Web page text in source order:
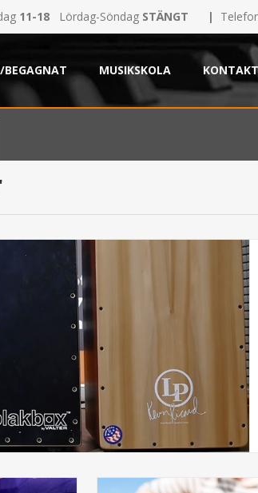
11-18 Lördag-Söndag STÄNGT |
BEGAGNAT MUSIKSKOLA